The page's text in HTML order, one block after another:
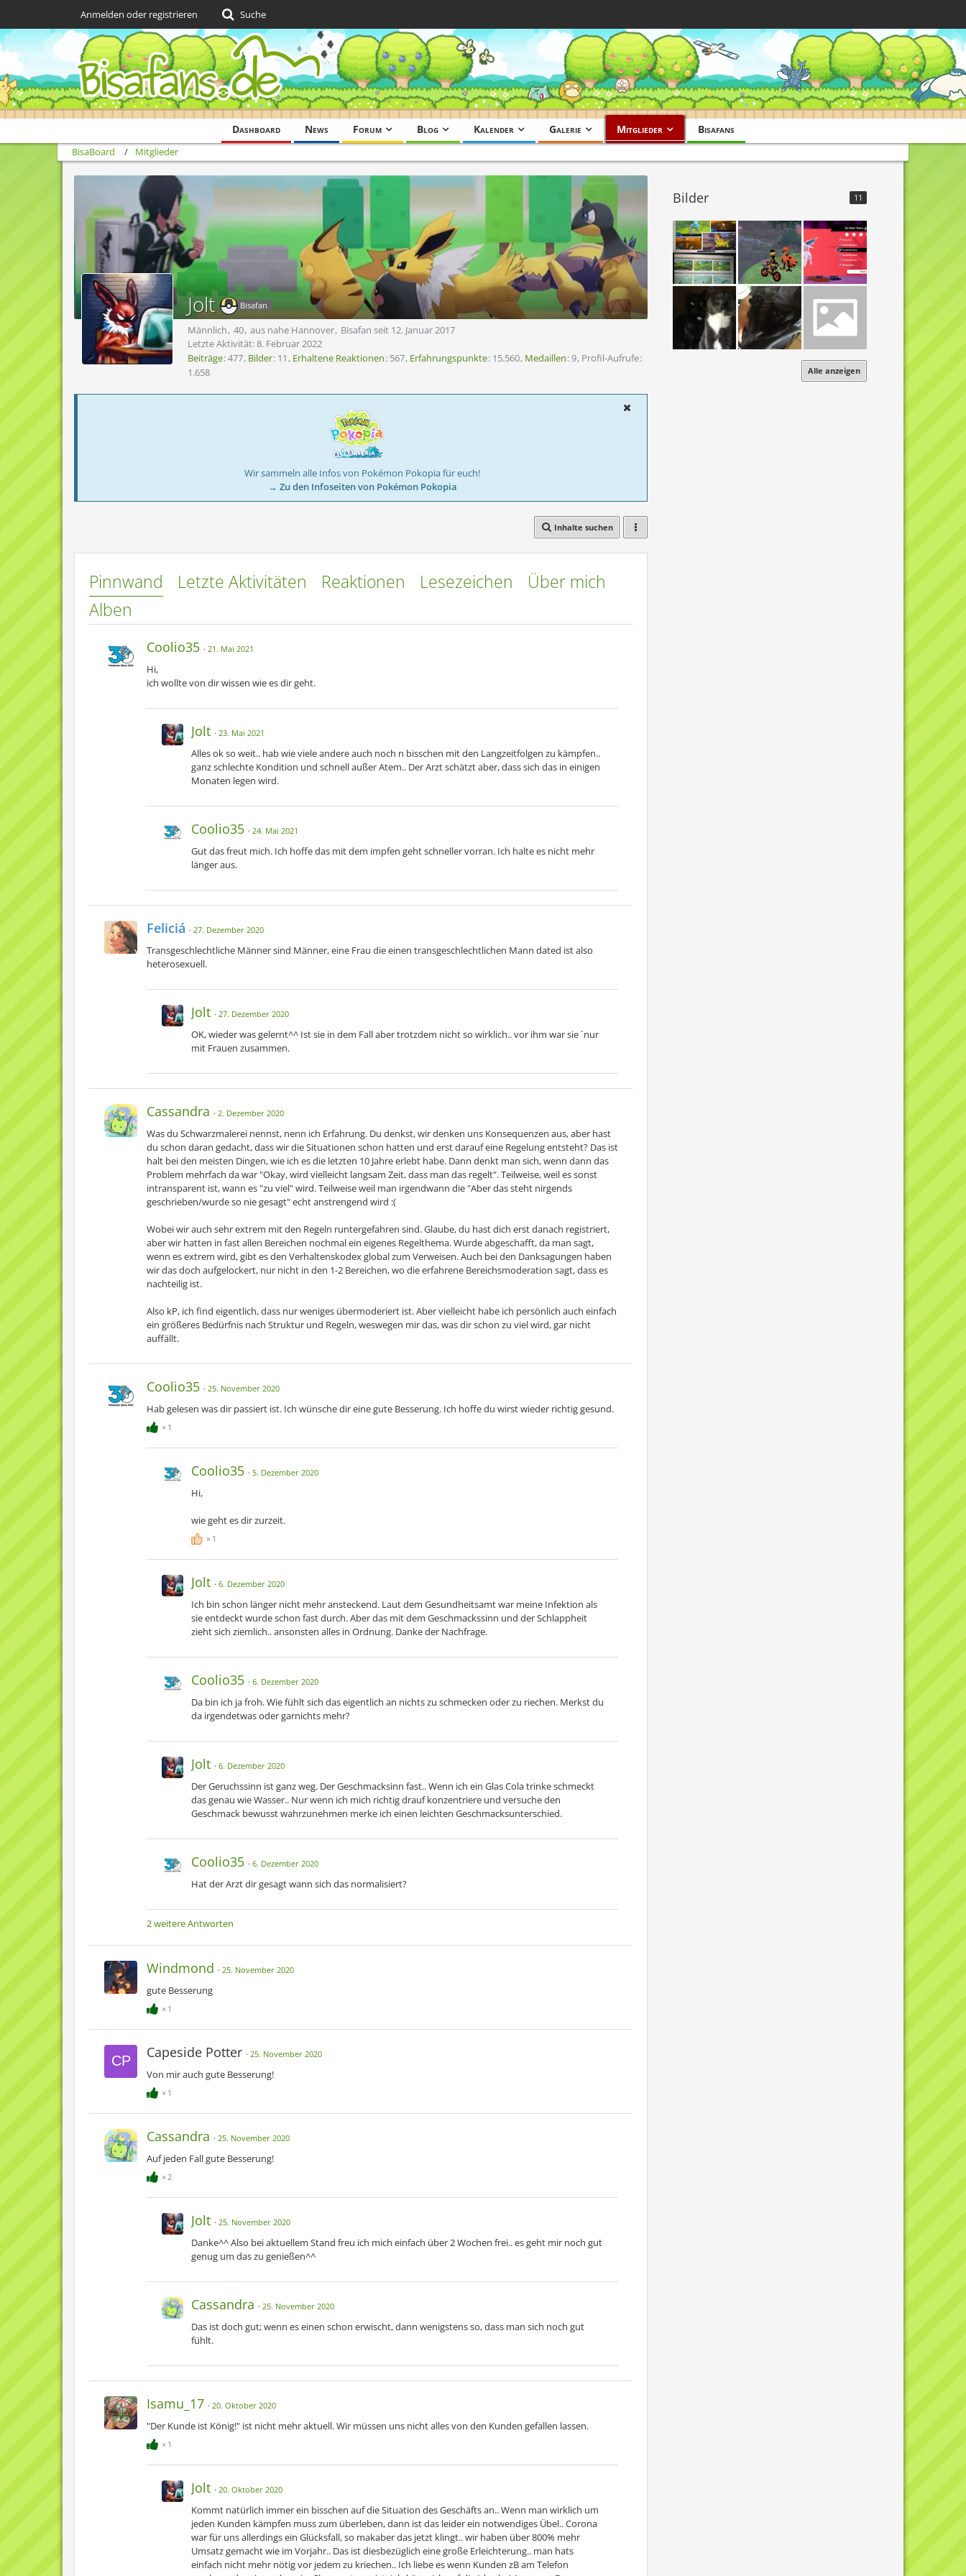
Dashboard News Forum Blog Kalender Galerie Mitglieder Bisafans
Anmelden oder registrieren Suche
BisaBoard Mitglieder
Jolt Bisafan
Männlich 40 aus nahe Hannover Bisafan seit 12. Januar 2017
Letzte Aktivität:8. Februar 2022
Beiträge 477 Bilder 11 Erhaltene Reaktionen 567 Erfahrungspunkte 15.560 Medaillen 9 Profil-Aufrufe
1.658
Wir sammeln alle Infos von Pokémon Pokopia für euch!
→ Zu den Infoseiten von Pokémon Pokopia
Inhalte suchen
Pinnwand Letzte Aktivitäten Reaktionen Lesezeichen
Über mich
Alben
Coolio35 21. Mai 2021
Hi,
ich wollte von dir wissen wie es dir geht.
Jolt 23. Mai 2021
Alles ok so weit.. hab wie viele andere auch noch n bisschen mit den Langzeitfolgen zu kämpfen..
ganz schlechte Kondition und schnell außer Atem.. Der Arzt schätzt aber, dass sich das in einigen
Monaten legen wird.
Coolio35 24. Mai 2021
Gut das freut mich. Ich hoffe das mit dem impfen geht schneller vorran. Ich halte es nicht mehr
länger aus.
Feliciá 27. Dezember 2020
Transgeschlechtliche Männer sind Männer, eine Frau die einen transgeschlechtlichen Mann dated ist also
heterosexuell.
Jolt 27. Dezember 2020
OK, wieder was gelernt^^ Ist sie in dem Fall aber trotzdem nicht so wirklich.. vor ihm war sie ´nur
mit Frauen zusammen.
Cassandra 2. Dezember 2020
Was du Schwarzmalerei nennst, nenn ich Erfahrung. Du denkst, wir denken uns Konsequenzen aus, aber hast
du schon daran gedacht, dass wir die Situationen schon hatten und erst darauf eine Regelung entsteht? Das ist
halt bei den meisten Dingen, wie ich es die letzten 10 Jahre erlebt habe. Dann denkt man sich, wenn dann das
Problem mehrfach da war "Okay, wird vielleicht langsam Zeit, dass man das regelt". Teilweise, weil es sonst
intransparent ist, wann es "zu viel" wird. Teilweise weil man irgendwann die "Aber das steht nirgends
geschrieben/wurde so nie gesagt" echt anstrengend wird :(
Wobei wir auch sehr extrem mit den Regeln runtergefahren sind. Glaube, du hast dich erst danach registriert,
aber wir hatten in fast allen Bereichen nochmal ein eigenes Regelthema. Wurde abgeschafft, da man sagt,
wenn es extrem wird, gibt es den Verhaltenskodex global zum Verweisen. Auch bei den Danksagungen haben
wir das doch aufgelockert, nur nicht in den 1-2 Bereichen, wo die erfahrene Bereichsmoderation sagt, dass es
nachteilig ist.
Also kP, ich find eigentlich, dass nur weniges übermoderiert ist. Aber vielleicht habe ich persönlich auch einfach
ein größeres Bedürfnis nach Struktur und Regeln, weswegen mir das, was dir schon zu viel wird, gar nicht
auffällt.
Coolio35 25. November 2020
Hab gelesen was dir passiert ist. Ich wünsche dir eine gute Besserung. Ich hoffe du wirst wieder richtig gesund.
1
Coolio35 5. Dezember 2020
Hi,
wie geht es dir zurzeit.
1
Jolt 6. Dezember 2020
Ich bin schon länger nicht mehr ansteckend. Laut dem Gesundheitsamt war meine Infektion als
sie entdeckt wurde schon fast durch. Aber das mit dem Geschmackssinn und der Schlappheit
zieht sich ziemlich.. ansonsten alles in Ordnung. Danke der Nachfrage.
Coolio35 6. Dezember 2020
Da bin ich ja froh. Wie fühlt sich das eigentlich an nichts zu schmecken oder zu riechen. Merkst du
da irgendetwas oder garnichts mehr?
Jolt 6. Dezember 2020
Der Geruchssinn ist ganz weg. Der Geschmacksinn fast.. Wenn ich ein Glas Cola trinke schmeckt
das genau wie Wasser.. Nur wenn ich mich richtig drauf konzentriere und versuche den
Geschmack bewusst wahrzunehmen merke ich einen leichten Geschmacksunterschied.
Coolio35 6. Dezember 2020
Hat der Arzt dir gesagt wann sich das normalisiert?
2 weitere Antworten
Windmond 25. November 2020
gute Besserung
1
Capeside Potter 25. November 2020
Von mir auch gute Besserung!
1
Cassandra 25. November 2020
Auf jeden Fall gute Besserung!
2
Jolt 25. November 2020
Danke^^ Also bei aktuellem Stand freu ich mich einfach über 2 Wochen frei.. es geht mir noch gut
genug um das zu genießen^^
Cassandra 25. November 2020
Das ist doch gut; wenn es einen schon erwischt, dann wenigstens so, dass man sich noch gut
fühlt.
Isamu_17 20. Oktober 2020
"Der Kunde ist König!" ist nicht mehr aktuell. Wir müssen uns nicht alles von den Kunden gefallen lassen.
1
Jolt 20. Oktober 2020
Kommt natürlich immer ein bisschen auf die Situation des Geschäfts an.. Wenn man wirklich um
jeden Kunden kämpfen muss zum überleben, dann ist das leider ein notwendiges Übel.. Corona
war für uns allerdings ein Glücksfall, so makaber das jetzt klingt.. wir haben über 800% mehr
Umsatz gemacht wie im Vorjahr.. Das ist diesbezüglich eine große Erleichterung.. man hats
einfach nicht mehr nötig vor jedem zu kriechen.. Ich liebe es wenn Kunden zB am Telefon
Bilder 11
Alle anzeigen